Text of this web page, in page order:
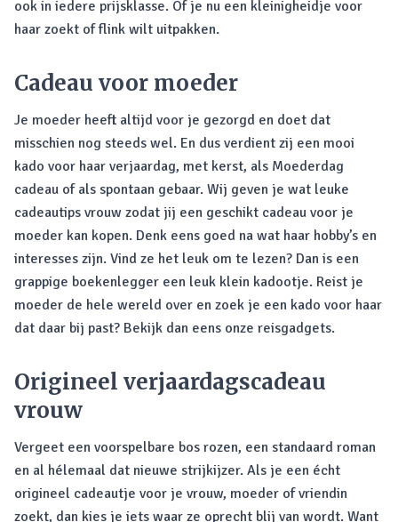
ook in iedere prijsklasse. Of je nu een kleinigheidje voor
haar zoekt of flink wilt uitpakken.
Cadeau voor moeder
Je moeder heeft altijd voor je gezorgd en doet dat
misschien nog steeds wel. En dus verdient zij een mooi
kado voor haar verjaardag, met kerst, als Moederdag
cadeau of als spontaan gebaar. Wij geven je wat leuke
cadeautips vrouw zodat jij een geschikt cadeau voor je
moeder kan kopen. Denk eens goed na wat haar hobby’s en
interesses zijn. Vind ze het leuk om te lezen? Dan is een
grappige boekenlegger een leuk klein kadootje. Reist je
moeder de hele wereld over en zoek je een kado voor haar
dat daar bij past? Bekijk dan eens onze reisgadgets.
Origineel verjaardagscadeau
vrouw
Vergeet een voorspelbare bos rozen, een standaard roman
en al hélemaal dat nieuwe strijkijzer. Als je een écht
origineel cadeautje voor je vrouw, moeder of vriendin
zoekt, dan kies je iets waar ze oprecht blij van wordt. Want